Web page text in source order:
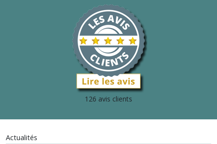
126 avis clients
Actualités